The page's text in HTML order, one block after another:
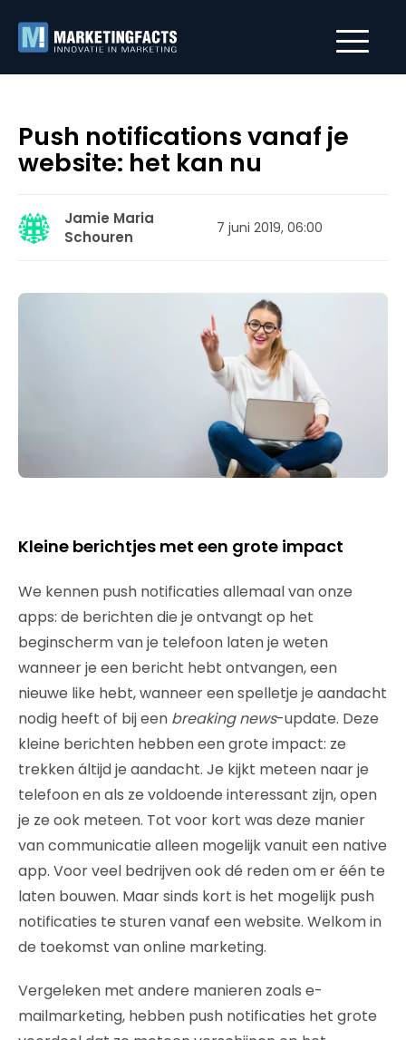
Push notifications vanaf je
website: het kan nu
Jamie Maria
Schouren
7 juni 2019, 06:00
Kleine berichtjes met een grote impact
We kennen push notificaties allemaal van onze
apps: de berichten die je ontvangt op het
beginscherm van je telefoon laten je weten
wanneer je een bericht hebt ontvangen, een
nieuwe like hebt, wanneer een spelletje je aandacht
nodig heeft of bij een breaking news-update. Deze
kleine berichten hebben een grote impact: ze
trekken áltijd je aandacht. Je kijkt meteen naar je
telefoon en als ze voldoende interessant zijn, open
je ze ook meteen. Tot voor kort was deze manier
van communicatie alleen mogelijk vanuit een native
app. Voor veel bedrijven ook dé reden om er één te
laten bouwen. Maar sinds kort is het mogelijk push
notificaties te sturen vanaf een website. Welkom in
de toekomst van online marketing.
Vergeleken met andere manieren zoals e-
mailmarketing, hebben push notificaties het grote